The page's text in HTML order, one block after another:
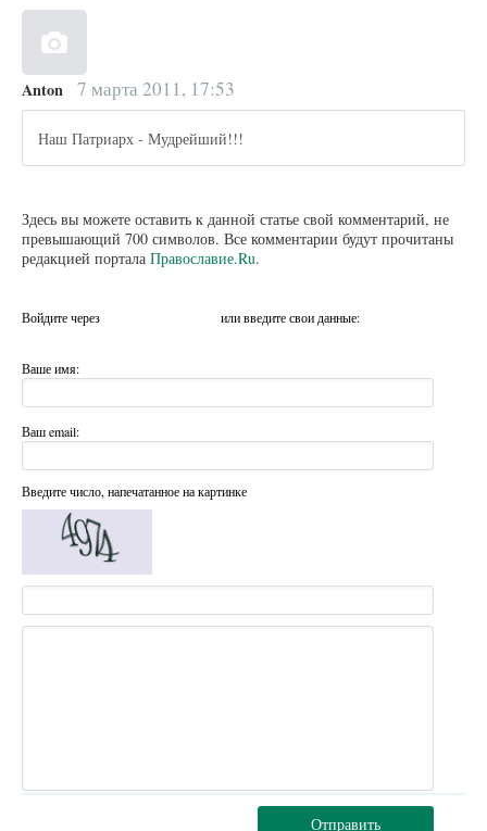
Anton 7 марта 2011, 17:53
Наш Патриарх - Мудрейший!!!
Здесь вы можете оставить к данной статье свой комментарий, не
превышающий 700 символов. Все комментарии будут прочитаны
редакцией портала Православие.Ru.
Войдите через или введите свои данные:
Ваше имя:
Ваш email:
Введите число, напечатанное на картинке
Отправить